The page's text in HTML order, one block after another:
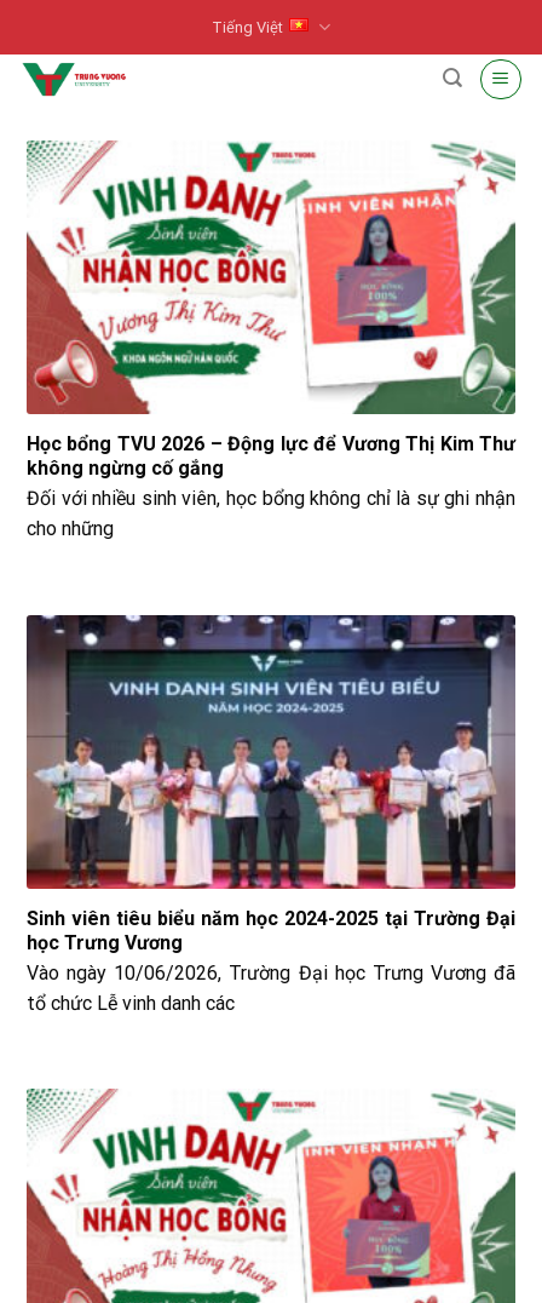
content
Tiếng Việt
Học bổng TVU 2026 – Động lực để Vương Thị Kim Thư
không ngừng cố gắng
Đối với nhiều sinh viên, học bổng không chỉ là sự ghi nhận
cho những
Sinh viên tiêu biểu năm học 2024-2025 tại Trường Đại
học Trưng Vương
Vào ngày 10/06/2026, Trường Đại học Trưng Vương đã
tổ chức Lễ vinh danh các